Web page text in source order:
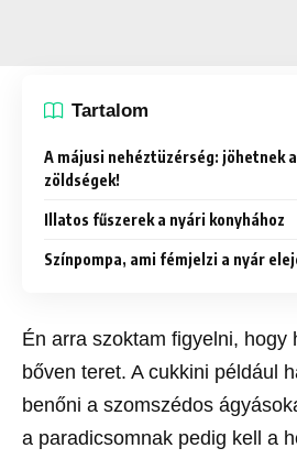
Tartalom
A májusi nehéztüzérség: jöhetnek
zöldségek!
Illatos fűszerek a nyári konyhához
Színpompa, ami fémjelzi a nyár
Én arra szoktam figyelni, hogy
bőven teret. A cukkini például
benőni a szomszédos
a paradicsomnak pedig kell a